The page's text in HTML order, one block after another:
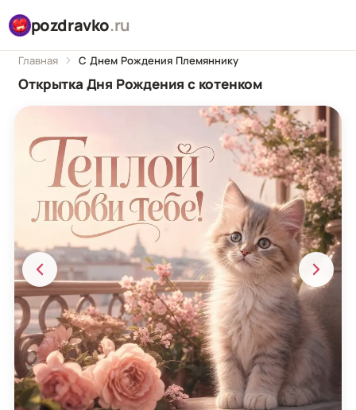
pozdravko.ru
Главная С Днем Рождения Племяннику
Открытка Дня Рождения с котенком